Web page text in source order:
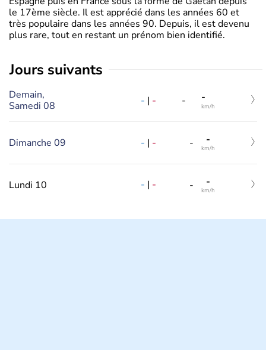
le 17ème siècle. Il est apprécié dans les années 60 et
très populaire dans les années 90. Depuis, il est devenu
plus rare, tout en restant un prénom bien identifié.
jours suivants
Demain,
Samedi 08
- | - - -
km/h
Dimanche 09 - | - - -
km/h
Lundi 10 - | - - -
km/h